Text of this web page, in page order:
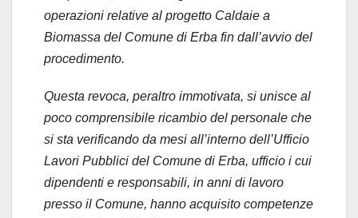
operazioni relative al progetto Caldaie a
Biomassa del Comune di Erba fin dall’avvio del
procedimento.
Questa revoca, peraltro immotivata, si unisce al
poco comprensibile ricambio del personale che
si sta verificando da mesi all’interno dell’Ufficio
Lavori Pubblici del Comune di Erba, ufficio i cui
dipendenti e responsabili, in anni di lavoro
presso il Comune, hanno acquisito competenze